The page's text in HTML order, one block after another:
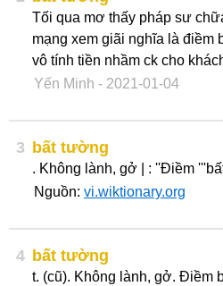
Tối qua mơ thấy pháp sư
mạng xem giãi nghĩa là điềm
vô tính tiền nhầm ck cho
Yến Minh - 2021-01-04
3 bất tường
. Không lành, gở | : ''Điềm
Nguồn: vi.wiktionary.org
4 bất tường
t. (cũ). Không lành, gở. Điềm